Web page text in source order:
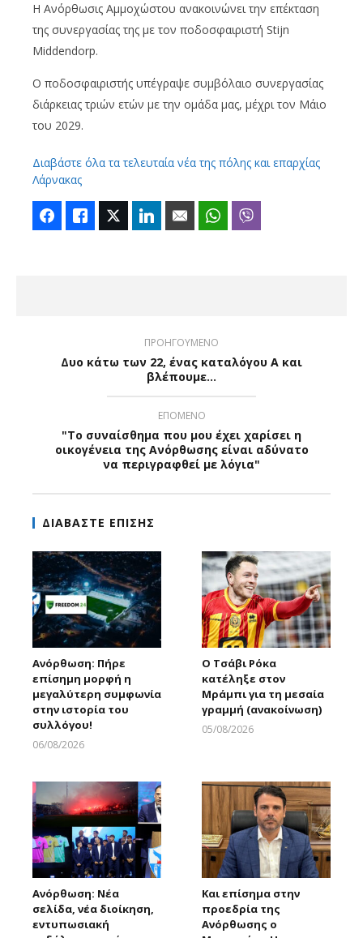
Η Ανόρθωσις Αμμοχώστου ανακοινώνει την επέκταση
της συνεργασίας της με τον ποδοσφαιριστή Stijn
Middendorp.
Ο ποδοσφαιριστής υπέγραψε συμβόλαιο συνεργασίας
διάρκειας τριών ετών με την ομάδα μας, μέχρι τον Μάιο
του 2029.
Διαβάστε όλα τα τελευταία νέα της πόλης και επαρχίας
Λάρνακας
FacebookLike Twitter LinkedIn Email WhatsApp
ΠΡΟΗΓΟΥΜΕΝΟ
Δυο κάτω των 22, ένας καταλόγου Α και
βλέπουμε…
ΕΠΟΜΕΝΟ
"Το συναίσθημα που μου έχει χαρίσει η
οικογένεια της Ανόρθωσης είναι αδύνατο
να περιγραφθεί με λόγια"
ΔΙΑΒΑΣΤΕ ΕΠΙΣΗΣ
Ανόρθωση: Πήρε
επίσημη μορφή η
μεγαλύτερη συμφωνία
στην ιστορία του
συλλόγου!
06/08/2026
Ο Τσάβι Ρόκα
κατέληξε στον
Μράμπι για τη μεσαία
γραμμή (ανακοίνωση)
05/08/2026
Ανόρθωση: Νέα
σελίδα, νέα διοίκηση,
εντυπωσιακή
Και επίσημα στην
προεδρία της
Ανόρθωσης ο